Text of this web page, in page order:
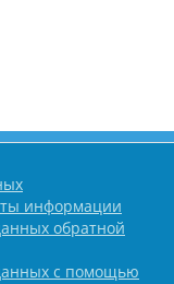
информации
обратной
с помощью